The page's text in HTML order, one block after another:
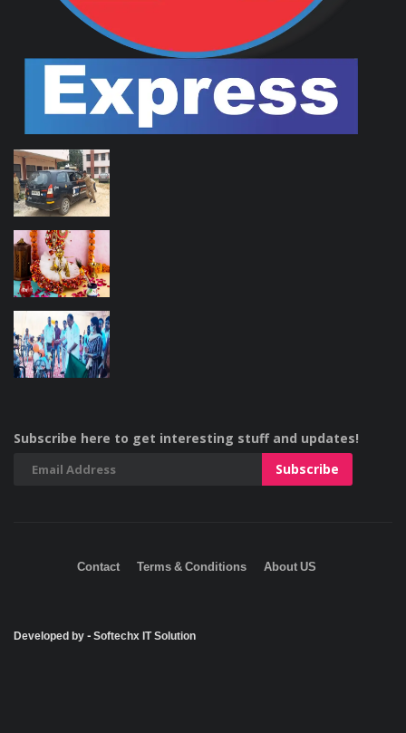
Subscribe here to get interesting stuff and updates!
Contact Terms & Conditions About US
Developed by - Softechx IT Solution